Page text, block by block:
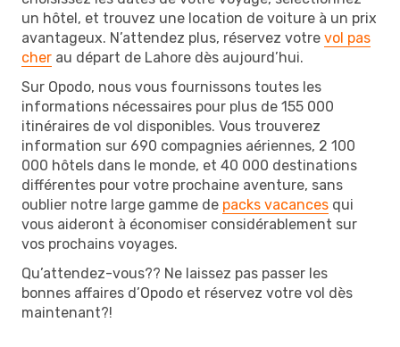
un hôtel, et trouvez une location de voiture à un prix
avantageux. N’attendez plus, réservez votre vol pas
cher au départ de Lahore dès aujourd’hui.
Sur Opodo, nous vous fournissons toutes les
informations nécessaires pour plus de 155 000
itinéraires de vol disponibles. Vous trouverez
information sur 690 compagnies aériennes, 2 100
000 hôtels dans le monde, et 40 000 destinations
différentes pour votre prochaine aventure, sans
oublier notre large gamme de packs vacances qui
vous aideront à économiser considérablement sur
vos prochains voyages.
Qu’attendez-vous?? Ne laissez pas passer les
bonnes affaires d’Opodo et réservez votre vol dès
maintenant?!